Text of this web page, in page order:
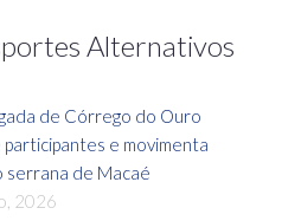
Alternativos
de Córrego do Ouro
e movimenta
serrana de Macaé
2026